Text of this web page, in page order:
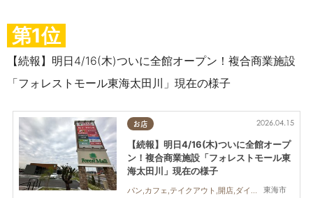
第1位
【続報】明日4/16(木)ついに全館オープン！複合商業施設
「フォレストモール東海太田川」現在の様子
お店
東海市
2026.04.15
【続報】明日4/16(木)ついに全館オープ
ン！複合商業施設「フォレストモール東
海太田川」現在の様子
パン,カフェ,テイクアウト,開店,ダイエット,健康,住まい,専門店,まちネタ